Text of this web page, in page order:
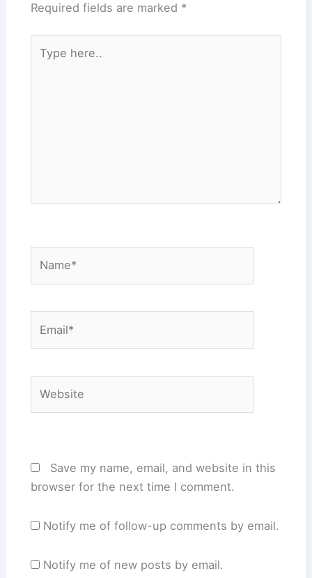
Required fields are marked *
here..
Save my name, email, and website in this
browser for the next time I comment.
Notify me of follow-up comments by email.
Notify me of new posts by email.